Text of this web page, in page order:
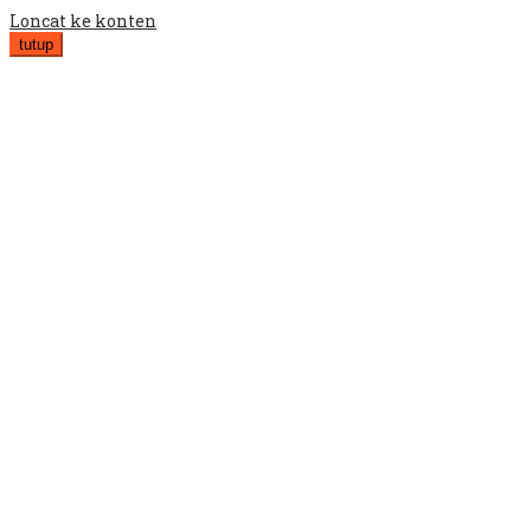
Loncat ke konten
tutup